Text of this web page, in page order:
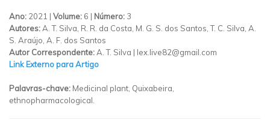
Ano: 2021 | Volume: 6 | Número: 3
Autores:A. T. Silva, R. R. da Costa, M. G. S. dos Santos, T. C. Silva, A.
S. Araújo, A. F. dos Santos
Autor Correspondente:A. T. Silva | lex.live82@gmail.com
Link Externo para Artigo
Palavras-chave: Medicinal plant, Quixabeira,
ethnopharmacological.